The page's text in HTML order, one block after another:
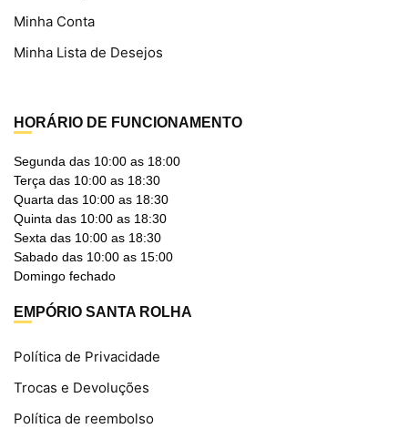
Minha Conta
Minha Lista de Desejos
HORÁRIO DE FUNCIONAMENTO
Segunda das 10:00 as 18:00
Terça das 10:00 as 18:30
Quarta das 10:00 as 18:30
Quinta das 10:00 as 18:30
Sexta das 10:00 as 18:30
Sabado das 10:00 as 15:00
Domingo fechado
EMPÓRIO SANTA ROLHA
Política de Privacidade
Trocas e Devoluções
Política de reembolso